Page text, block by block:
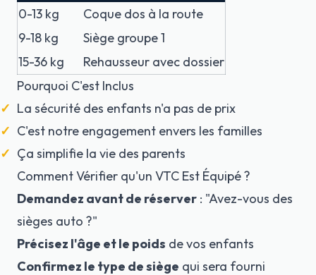
0-13 kg
Coque dos à la route
9-18 kg
Siège groupe 1
15-36 kg
Rehausseur avec dossier
Pourquoi C'est Inclus
La sécurité des enfants n'a pas de prix
C'est notre engagement envers les familles
Ça simplifie la vie des parents
Comment Vérifier qu'un VTC Est Équipé ?
Demandez avant de réserver : "Avez-vous des
sièges auto ?"
Précisez l'âge et le poids de vos enfants
Confirmez le type de siège qui sera fourni